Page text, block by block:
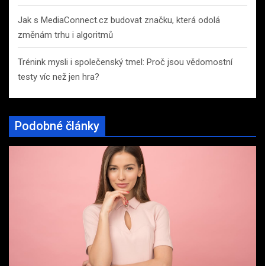
Jak s MediaConnect.cz budovat značku, která odolá
změnám trhu i algoritmů
Trénink mysli i společenský tmel: Proč jsou vědomostní
testy víc než jen hra?
Podobné články